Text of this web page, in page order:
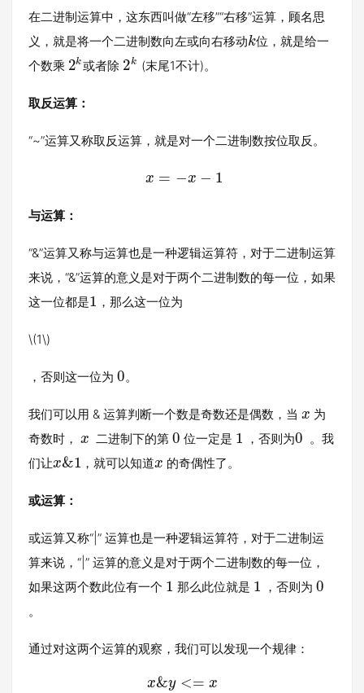
在二进制运算中，这东西叫做“左移”“右移”运算，顾名思
义，就是将一个二进制数向左或向右移动k位，就是给一
个数乘 2k或者除 2k (末尾1不计)。
取反运算：
“~”运算又称取反运算，就是对一个二进制数按位取反。
x = −x − 1
与运算：
“&”运算又称与运算也是一种逻辑运算符，对于二进制运算
来说，“&”运算的意义是对于两个二进制数的每一位，如果
这一位都是1 ，那么这一位为
\(1\)
，否则这一位为 0。
我们可以用 & 运算判断一个数是奇数还是偶数，当 x 为
奇数时， x 二进制下的第0 位一定是 1 ，否则为0 。我
们让x&1 ，就可以知道x 的奇偶性了。
或运算：
或运算又称“|” 运算也是一种逻辑运算符，对于二进制运
算来说，“|” 运算的意义是对于两个二进制数的每一位，
如果这两个数此位有一个 1 那么此位就是 1 ，否则为0
。
通过对这两个运算的观察，我们可以发现一个规律：
x&y <= x